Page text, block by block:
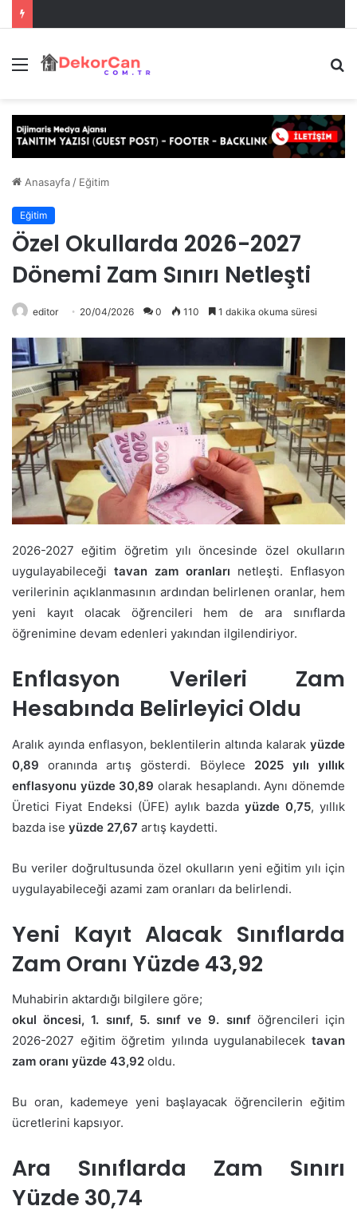
Menü
...
Anasayfa / Eğitim
Eğitim
Özel Okullarda 2026-2027
Dönemi Zam Sınırı Netleşti
editor 20/04/2026 0 110 1 dakika okuma süresi
2026-2027 eğitim öğretim yılı öncesinde özel okulların
uygulayabileceği tavan zam oranları netleşti. Enflasyon
verilerinin açıklanmasının ardından belirlenen oranlar, hem
yeni kayıt olacak öğrencileri hem de ara sınıflarda
öğrenimine devam edenleri yakından ilgilendiriyor.
Enflasyon Verileri Zam
Hesabında Belirleyici Oldu
Aralık ayında enflasyon, beklentilerin altında kalarak yüzde
0,89 oranında artış gösterdi. Böylece 2025 yılı yıllık
enflasyonu yüzde 30,89 olarak hesaplandı. Aynı dönemde
Üretici Fiyat Endeksi (ÜFE) aylık bazda yüzde 0,75, yıllık
bazda ise yüzde 27,67 artış kaydetti.
Bu veriler doğrultusunda özel okulların yeni eğitim yılı için
uygulayabileceği azami zam oranları da belirlendi.
Yeni Kayıt Alacak Sınıflarda
Zam Oranı Yüzde 43,92
Muhabirin aktardığı bilgilere göre;
okul öncesi, 1. sınıf, 5. sınıf ve 9. sınıföğrencileri için
2026-2027 eğitim öğretim yılında uygulanabilecek tavan
zam oranı yüzde 43,92 oldu.
Bu oran, kademeye yeni başlayacak öğrencilerin eğitim
ücretlerini kapsıyor.
Ara Sınıflarda Zam Sınırı
Yüzde 30,74